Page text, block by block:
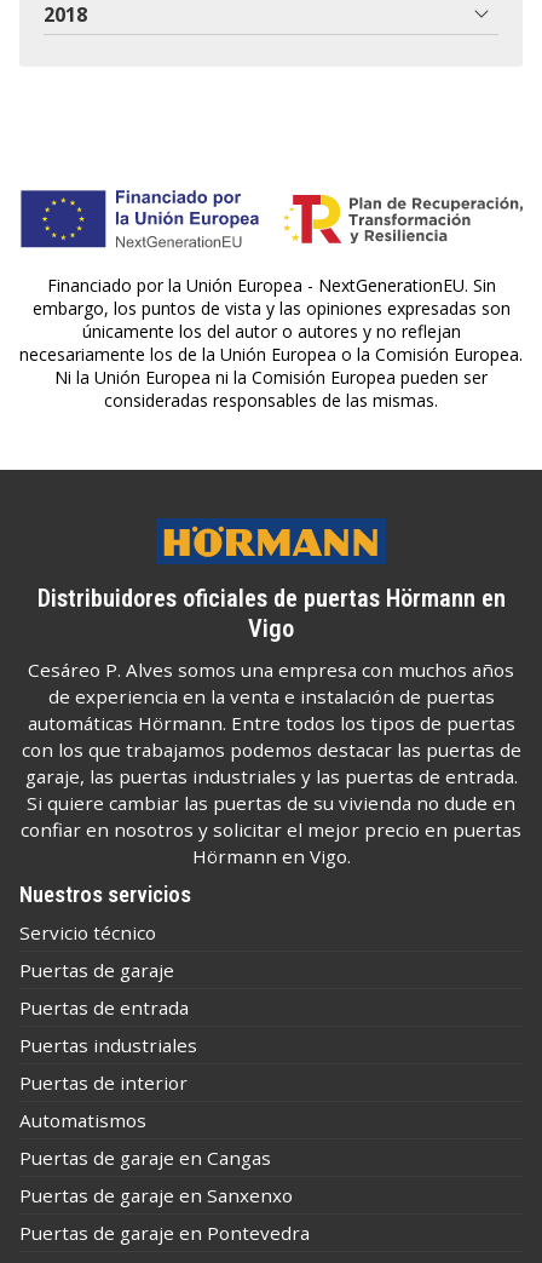
2018
Financiado por la Unión Europea - NextGenerationEU. Sin
embargo, los puntos de vista y las opiniones expresadas son
únicamente los del autor o autores y no reflejan
necesariamente los de la Unión Europea o la Comisión Europea.
Ni la Unión Europea ni la Comisión Europea pueden ser
consideradas responsables de las mismas.
Distribuidores oficiales de puertas Hörmann en
Vigo
Cesáreo P. Alves somos una empresa con muchos años
de experiencia en la venta e instalación de puertas
automáticas Hörmann. Entre todos los tipos de puertas
con los que trabajamos podemos destacar las puertas de
garaje, las puertas industriales y las puertas de entrada.
Si quiere cambiar las puertas de su vivienda no dude en
confiar en nosotros y solicitar el mejor precio en puertas
Hörmann en Vigo.
Nuestros servicios
Servicio técnico
Puertas de garaje
Puertas de entrada
Puertas industriales
Puertas de interior
Automatismos
Puertas de garaje en Cangas
Puertas de garaje en Sanxenxo
Puertas de garaje en Pontevedra